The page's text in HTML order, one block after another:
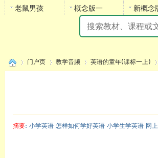
老鼠男孩
概念版一 新概念
门户页 教学音频 英语的童年(课标一上)
摘要: 小学英语 怎样如何学好英语 小学生学英语 网